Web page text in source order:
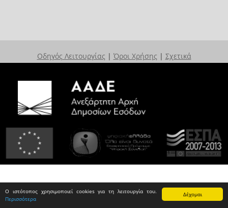
Δέχομαι
Ο ιστότοπος χρησιμοποιεί cookies για τη λειτουργία του.
Περισσότερα
Οδηγός Λειτουργίας | Όροι Χρήσης | Σχετικά